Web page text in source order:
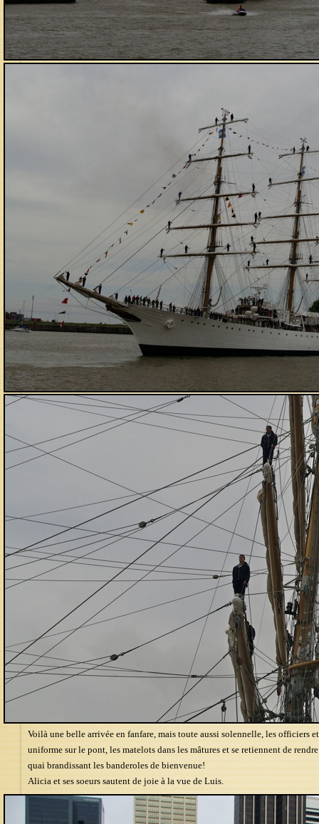
Voilà une belle arrivée en fanfare, mais toute aussi solennelle, les officiers
uniforme sur le pont, les matelots dans les mâtures et se retiennent de
quai brandissant les banderoles de bienvenue!
Alicia et ses soeurs sautent de joie à la vue de Luis.